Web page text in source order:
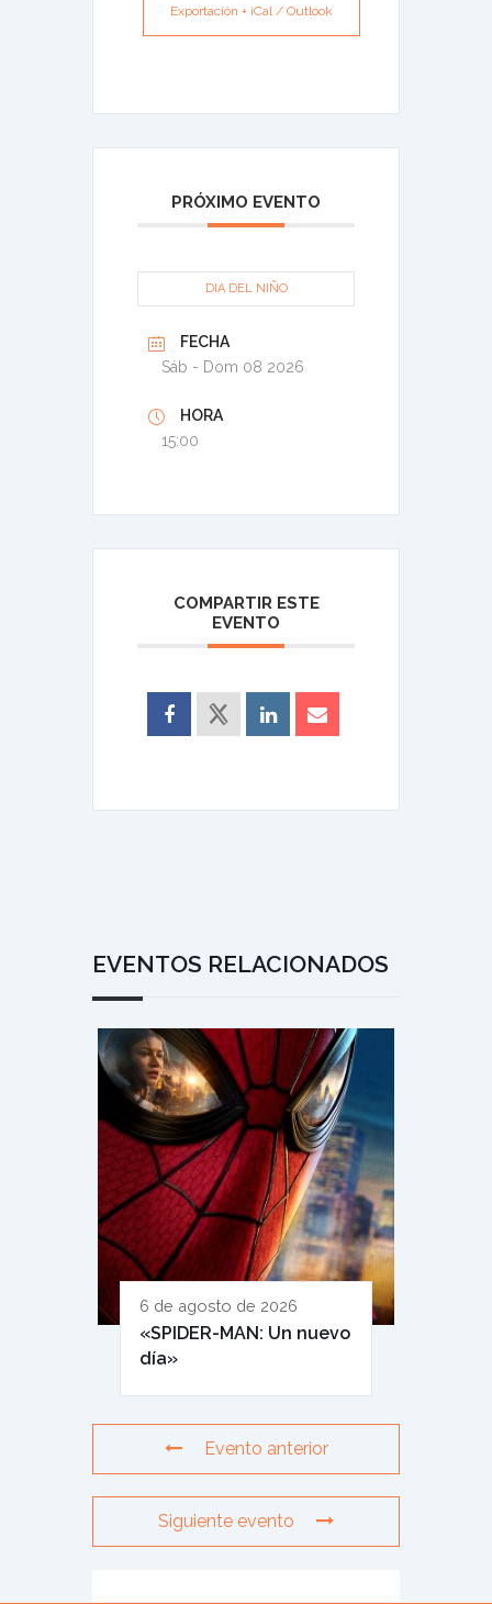
Exportación + iCal / Outlook
PRÓXIMO EVENTO
DIA DEL NIÑO
FECHA
Sáb - Dom 08 2026
HORA
15:00
COMPARTIR ESTE
EVENTO
EVENTOS RELACIONADOS
6 de agosto de 2026
«SPIDER-MAN: Un nuevo
día»
Evento anterior
Siguiente evento